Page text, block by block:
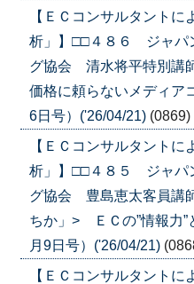
【ＥＣコンサルタント
析」】□□４８６ ジャパ
グ協会 清水将平特別講
価格に頼らないメディア
6日号）('26/04/21) (0869)
【ＥＣコンサルタント
析」】□□４８５ ジャパ
グ協会 豊島恵太客員講
ちか」> ＥＣの”情報力”
月9日号）('26/04/21)
【ＥＣコンサルタント